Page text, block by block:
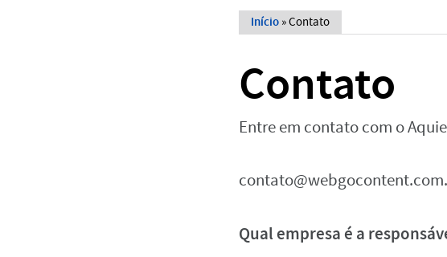
Início »Contato
Contato
Entre em contato com o
Qual empresa é a